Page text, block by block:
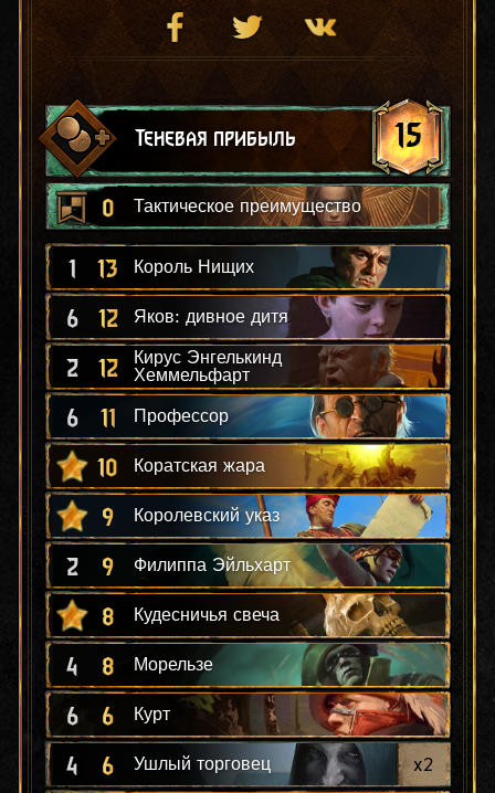
Теневая прибыль 15
0 Тактическое преимущество
1 13 Король Нищих
6 12 Яков: дивное дитя
2 12
Кирус Энгелькинд
Хеммельфарт
6 11 Профессор
10 Коратская жара
9 Королевский указ
2 9 Филиппа Эйльхарт
8 Кудесничья свеча
4 8 Морельзе
6 6 Курт
4 6 Ушлый торговец x2